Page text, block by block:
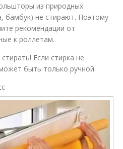
из природных
бамбук) не стирают. Поэтому
рекомендации от
к роллетам.
Если стирка не
быть только ручной.